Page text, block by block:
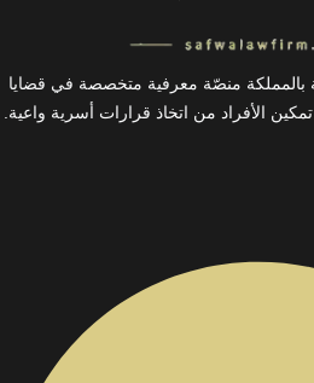
بالمملكة منصّة معرفية متخصصة في قضايا
الأفراد من اتخاذ قرارات أسرية واعية.